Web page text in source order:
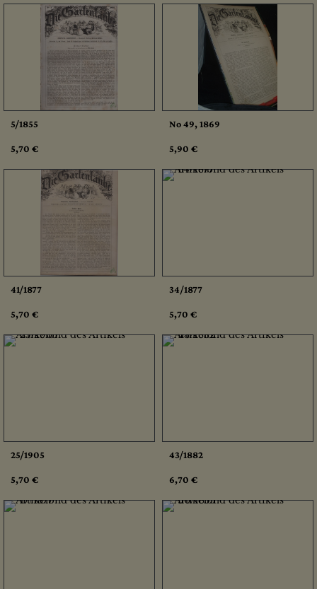
5/1855
5,70 €
No 49, 1869
5,90 €
41/1877
5,70 €
34/1877
5,70 €
25/1905
5,70 €
43/1882
6,70 €